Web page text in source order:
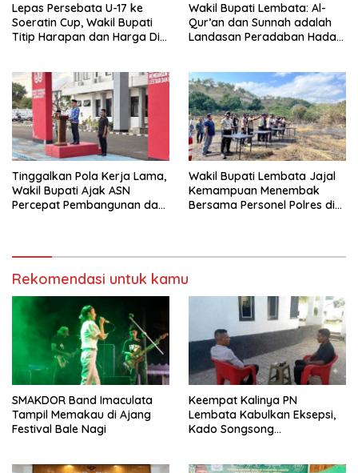
Lepas Persebata U-17 ke
Soeratin Cup, Wakil Bupati
Titip Harapan dan Harga Diri
Wakil Bupati Lembata: Al-
Qur’an dan Sunnah adalah
Landasan Peradaban Hadapi
Tinggalkan Pola Kerja Lama,
Wakil Bupati Ajak ASN
Percepat Pembangunan dan
Wakil Bupati Lembata Jajal
Kemampuan Menembak
Bersama Personel Polres di
Rekomendasi untuk kamu
SMAKDOR Band Imaculata
Tampil Memakau di Ajang
Festival Bale Nagi
Keempat Kalinya PN
Lembata Kabulkan Eksepsi,
Kado Songsong